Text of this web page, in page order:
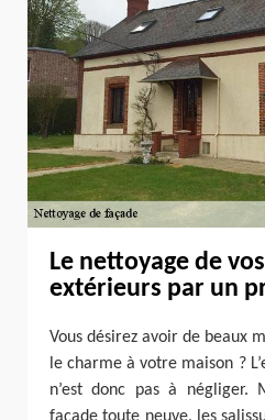
Le nettoyage de
extérieurs par un
Vous désirez avoir de beaux
le charme à votre maison ?
n’est donc pas à négliger.
façade toute neuve, les